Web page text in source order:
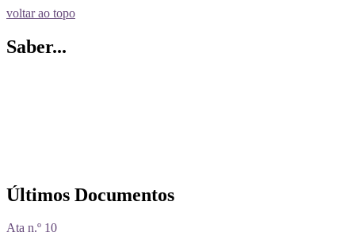
voltar ao topo
Saber...
Últimos Documentos
Ata n.º 10